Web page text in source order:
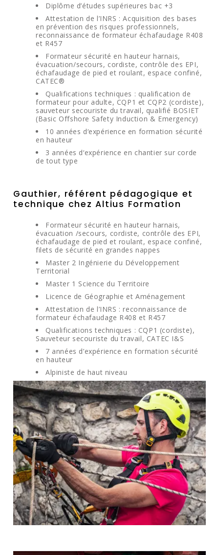
Diplôme d’études supérieures bac +3
Attestation de l’INRS : Acquisition des bases
en prévention des risques professionnels,
reconnaissance de formateur échafaudage R408
et R457
Formateur sécurité en hauteur harnais,
évacuation/secours, cordiste, contrôle des EPI,
échafaudage de pied et roulant, espace confiné,
CATEC®
Qualifications techniques : qualification de
formateur pour adulte, CQP1 et CQP2 (cordiste),
sauveteur secouriste du travail, qualifié BOSIET
(Basic Offshore Safety Induction & Emergency)
10 années d‘expérience en formation sécurité
en hauteur
3 années d‘expérience en chantier sur corde
de tout type
Gauthier, référent pédagogique et
technique chez Altius Formation
Formateur sécurité en hauteur harnais,
évacuation /secours, cordiste, contrôle des EPI,
échafaudage de pied et roulant, espace confiné,
filets de sécurité en grandes nappes
Master 2 Ingénierie du Développement
Territorial
Master 1 Science du Territoire
Licence de Géographie et Aménagement
Attestation de l’INRS : reconnaissance de
formateur échafaudage R408 et R457
Qualifications techniques : CQP1 (cordiste),
Sauveteur secouriste du travail, CATEC I&S
7 années d’expérience en formation sécurité
en hauteur
Alpiniste de haut niveau